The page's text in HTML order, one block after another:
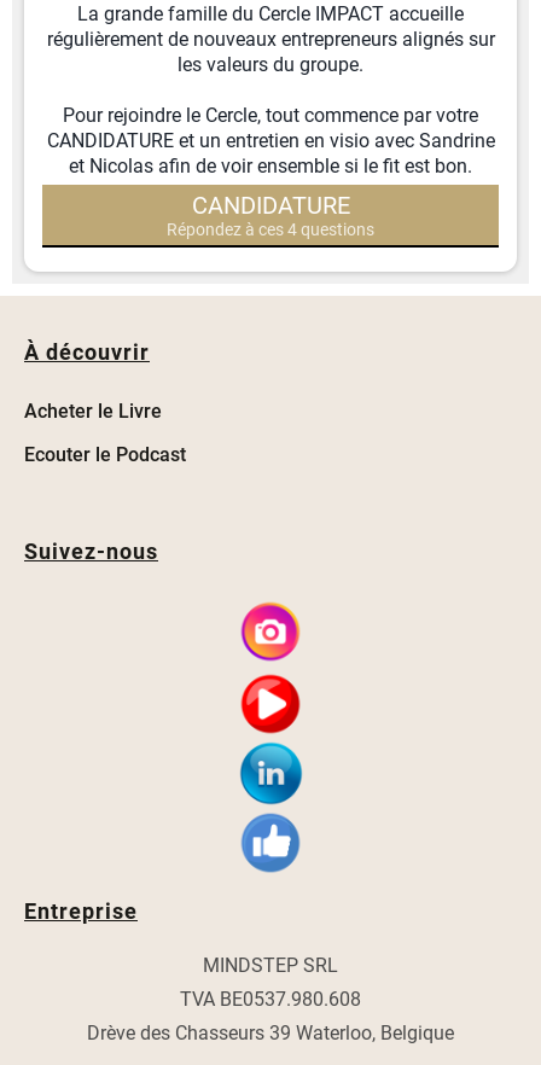
La grande famille du Cercle IMPACT accueille
régulièrement de nouveaux entrepreneurs alignés sur
les valeurs du groupe.
Pour rejoindre le Cercle, tout commence par votre
CANDIDATURE et un entretien en visio avec Sandrine
et Nicolas afin de voir ensemble si le fit est bon.
CANDIDATURE
Répondez à ces 4 questions
À découvrir
Acheter le Livre
Ecouter le Podcast
Suivez-nous
Entreprise
MINDSTEP SRL
TVA BE0537.980.608
Drève des Chasseurs 39 Waterloo, Belgique